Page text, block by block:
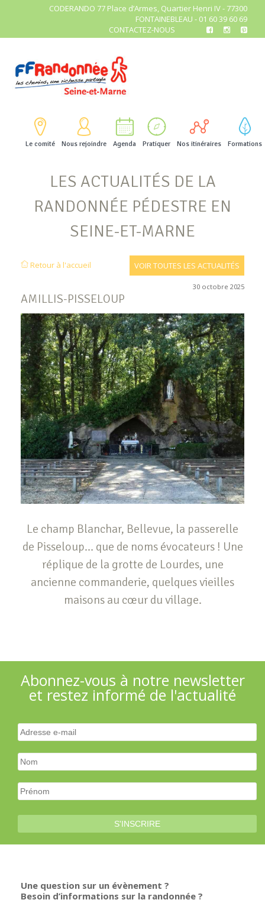
CODERANDO 77 Place d’Armes, Quartier Henri IV - 77300
FONTAINEBLEAU - 01 60 39 60 69
CONTACTEZ-NOUS
Le comité Nous rejoindre Agenda Pratiquer Nos itinéraires Formations
LES ACTUALITÉS DE LA
RANDONNÉE PÉDESTRE EN
SEINE-ET-MARNE
Retour à l'accueil VOIR TOUTES LES ACTUALITÉS
AMILLIS-PISSELOUP
30 octobre 2025
Le champ Blanchar, Bellevue, la passerelle
de Pisseloup… que de noms évocateurs ! Une
réplique de la grotte de Lourdes, une
ancienne commanderie, quelques vieilles
maisons au cœur du village.
Abonnez-vous à notre newsletter
et restez informé de l'actualité
Une question sur un évènement ?
Besoin d’informations sur la randonnée ?